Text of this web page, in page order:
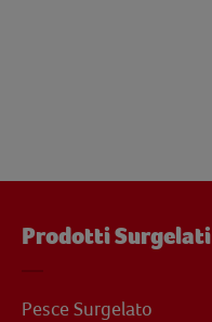
Prodotti Surgelati
Pesce Surgelato